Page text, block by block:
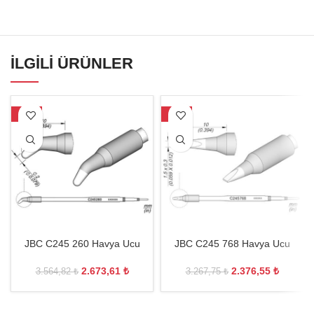
İLGILI ÜRÜNLER
-25%
JBC C245 260 Havya Ucu
3.564,82₺ 2.673,61 ₺
-27%
JBC C245 768 Havya Ucu
3.267,75₺ 2.376,55 ₺